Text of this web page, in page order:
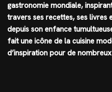
gastronomie mondiale,
travers ses recettes, ses livres
depuis son enfance
fait une icône de la cuisine
d’inspiration pour de